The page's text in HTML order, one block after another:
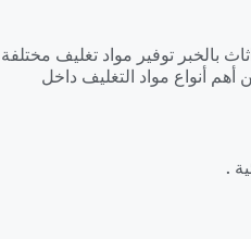
بالخبر توفير مواد تغليف مختلفة
أنواع مواد التغليف داخل
.